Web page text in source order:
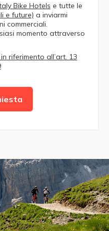
Bike Hotels e tutte le
e future) a inviarmi
commerciali.
momento attraverso
riferimento all’art. 13